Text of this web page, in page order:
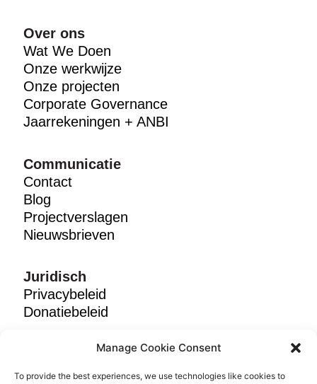
Manage Cookie Consent
To provide the best experiences, we use technologies like cookies to
Over ons
Wat We Doen
Onze werkwijze
Onze projecten
Corporate Governance
Jaarrekeningen + ANBI
Communicatie
Contact
Blog
Projectverslagen
Nieuwsbrieven
Juridisch
Privacybeleid
Donatiebeleid